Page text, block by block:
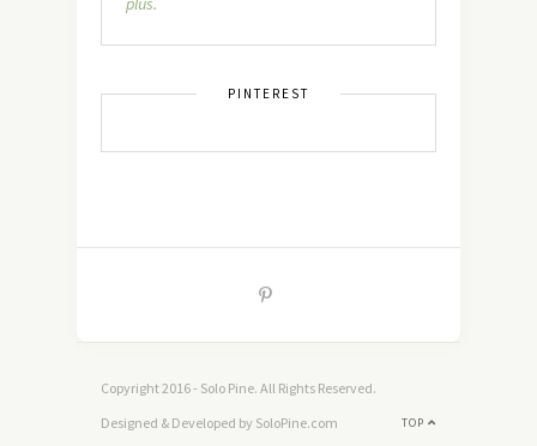
PINTEREST
Copyright 2016 - Solo Pine. All Rights Reserved.
TOP
Designed & Developed by SoloPine.com